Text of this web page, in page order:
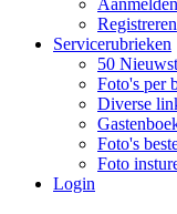
Aanmelden
Registreren
Servicerubrieken
50
Foto's per
Diverse
Foto's
Foto
Login